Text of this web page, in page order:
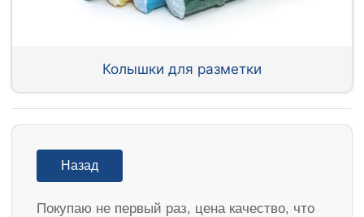
Колышки для разметки
Назад
Покупаю не первый раз, цена качество, что